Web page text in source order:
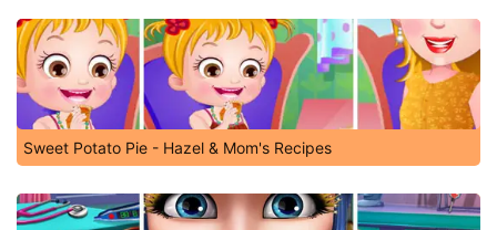
Sweet Potato Pie - Hazel & Mom's Recipes